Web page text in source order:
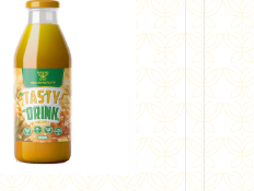
جنيه
أضف للسلة